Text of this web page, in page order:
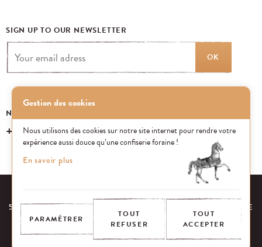
SIGN UP TO OUR NEWSLETTER
OK
NEED SOME INFORMATION? CALL US
+33 (0) 1 43 40 16 22
53 AVENUE DES TERROIRS DE FRANCE, 75012 PARIS, FRANCE
CONTACT US
Gestion des cookies
Nous utilisons des cookies sur notre site internet pour rendre votre
expérience aussi douce qu’une confiserie foraine !
En savoir plus
PARAMÉTRER
TOUT
REFUSER
TOUT
ACCEPTER